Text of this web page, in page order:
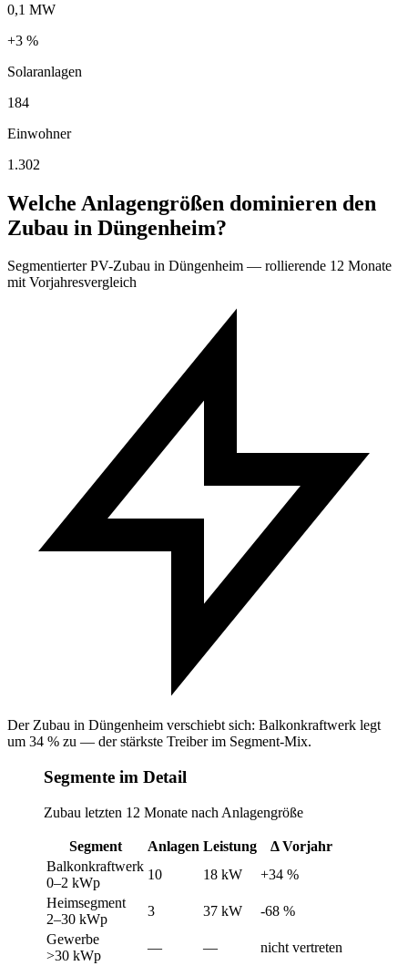
0,1 MW
+3 %
Solaranlagen
184
Einwohner
1.302
Welche Anlagengrößen dominieren den
Zubau in Düngenheim?
Segmentierter PV-Zubau in Düngenheim — rollierende 12 Monate
mit Vorjahresvergleich
Der Zubau in Düngenheim verschiebt sich: Balkonkraftwerk legt
um 34 % zu — der stärkste Treiber im Segment-Mix.
Segmente im Detail
Zubau letzten 12 Monate nach Anlagengröße
Segment Anlagen Leistung
Δ Vorjahr
Balkonkraftwerk
0–2 kWp
10 18 kW
+34 %
Heimsegment
2–30 kWp
3 37 kW
-68 %
Gewerbe
>30 kWp
— —
nicht vertreten